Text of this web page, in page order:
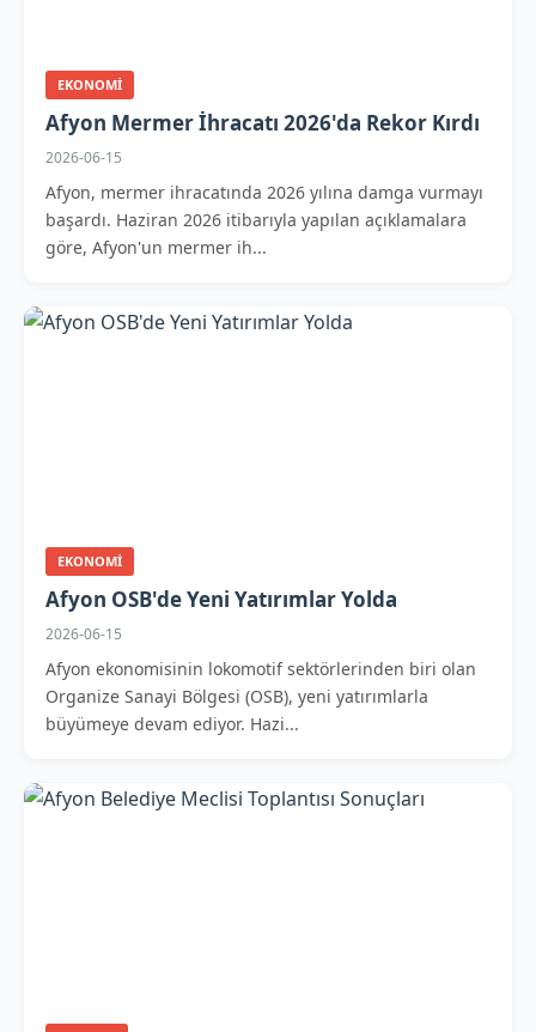
EKONOMI
Afyon Mermer İhracatı 2026'da Rekor Kırdı
2026-06-15
Afyon, mermer ihracatında 2026 yılına damga vurmayı
başardı. Haziran 2026 itibarıyla yapılan açıklamalara
göre, Afyon'un mermer ih...
EKONOMI
Afyon OSB'de Yeni Yatırımlar Yolda
2026-06-15
Afyon ekonomisinin lokomotif sektörlerinden biri olan
Organize Sanayi Bölgesi (OSB), yeni yatırımlarla
büyümeye devam ediyor. Hazi...